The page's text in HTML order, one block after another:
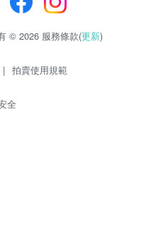
© 2026 服務條款(更新)
| 拍賣使用規範
全